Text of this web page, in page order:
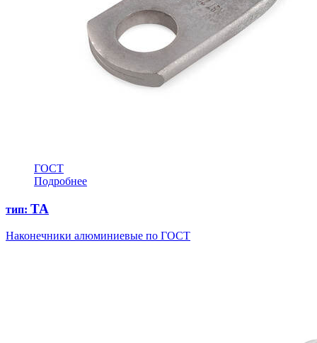
ГОСТ
Подробнее
тип: ТА
Наконечники алюминиевые по ГОСТ